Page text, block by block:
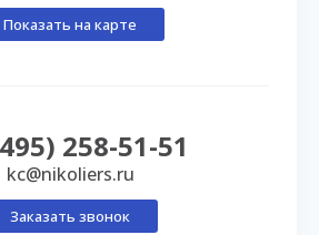
Показать на карте
258-51-51
kc@nikoliers.ru
Заказать звонок